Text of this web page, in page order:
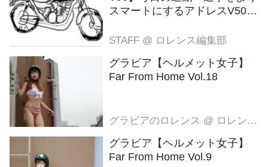
スマートにするアドレスV50
STAFF @ ロレンス編集部
グラビア【ヘルメット女子】
Far From Home Vol.18
グラビアのロレンス @ ロレンス編集部
グラビア【ヘルメット女子】
Far From Home Vol.9